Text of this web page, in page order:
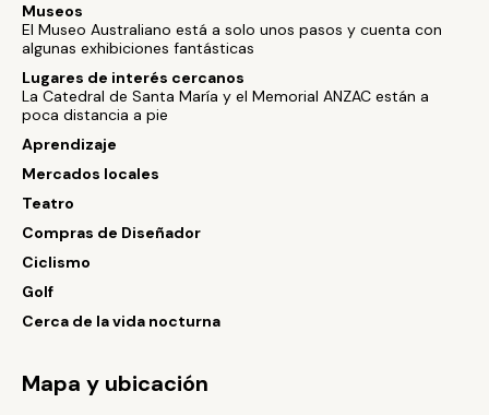
Museos
El Museo Australiano está a solo unos pasos y cuenta con
algunas exhibiciones fantásticas
Lugares de interés cercanos
La Catedral de Santa María y el Memorial ANZAC están a
poca distancia a pie
Aprendizaje
Mercados locales
Teatro
Compras de Diseñador
Ciclismo
Golf
Cerca de la vida nocturna
Mapa y ubicación